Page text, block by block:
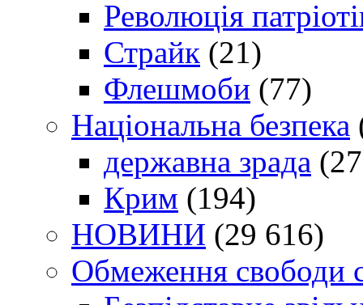
Революція
Страйк (21)
Флешмоби (77)
Національна безпека
державна зрада
Крим (194)
НОВИНИ (29 616)
Обмеження свободи